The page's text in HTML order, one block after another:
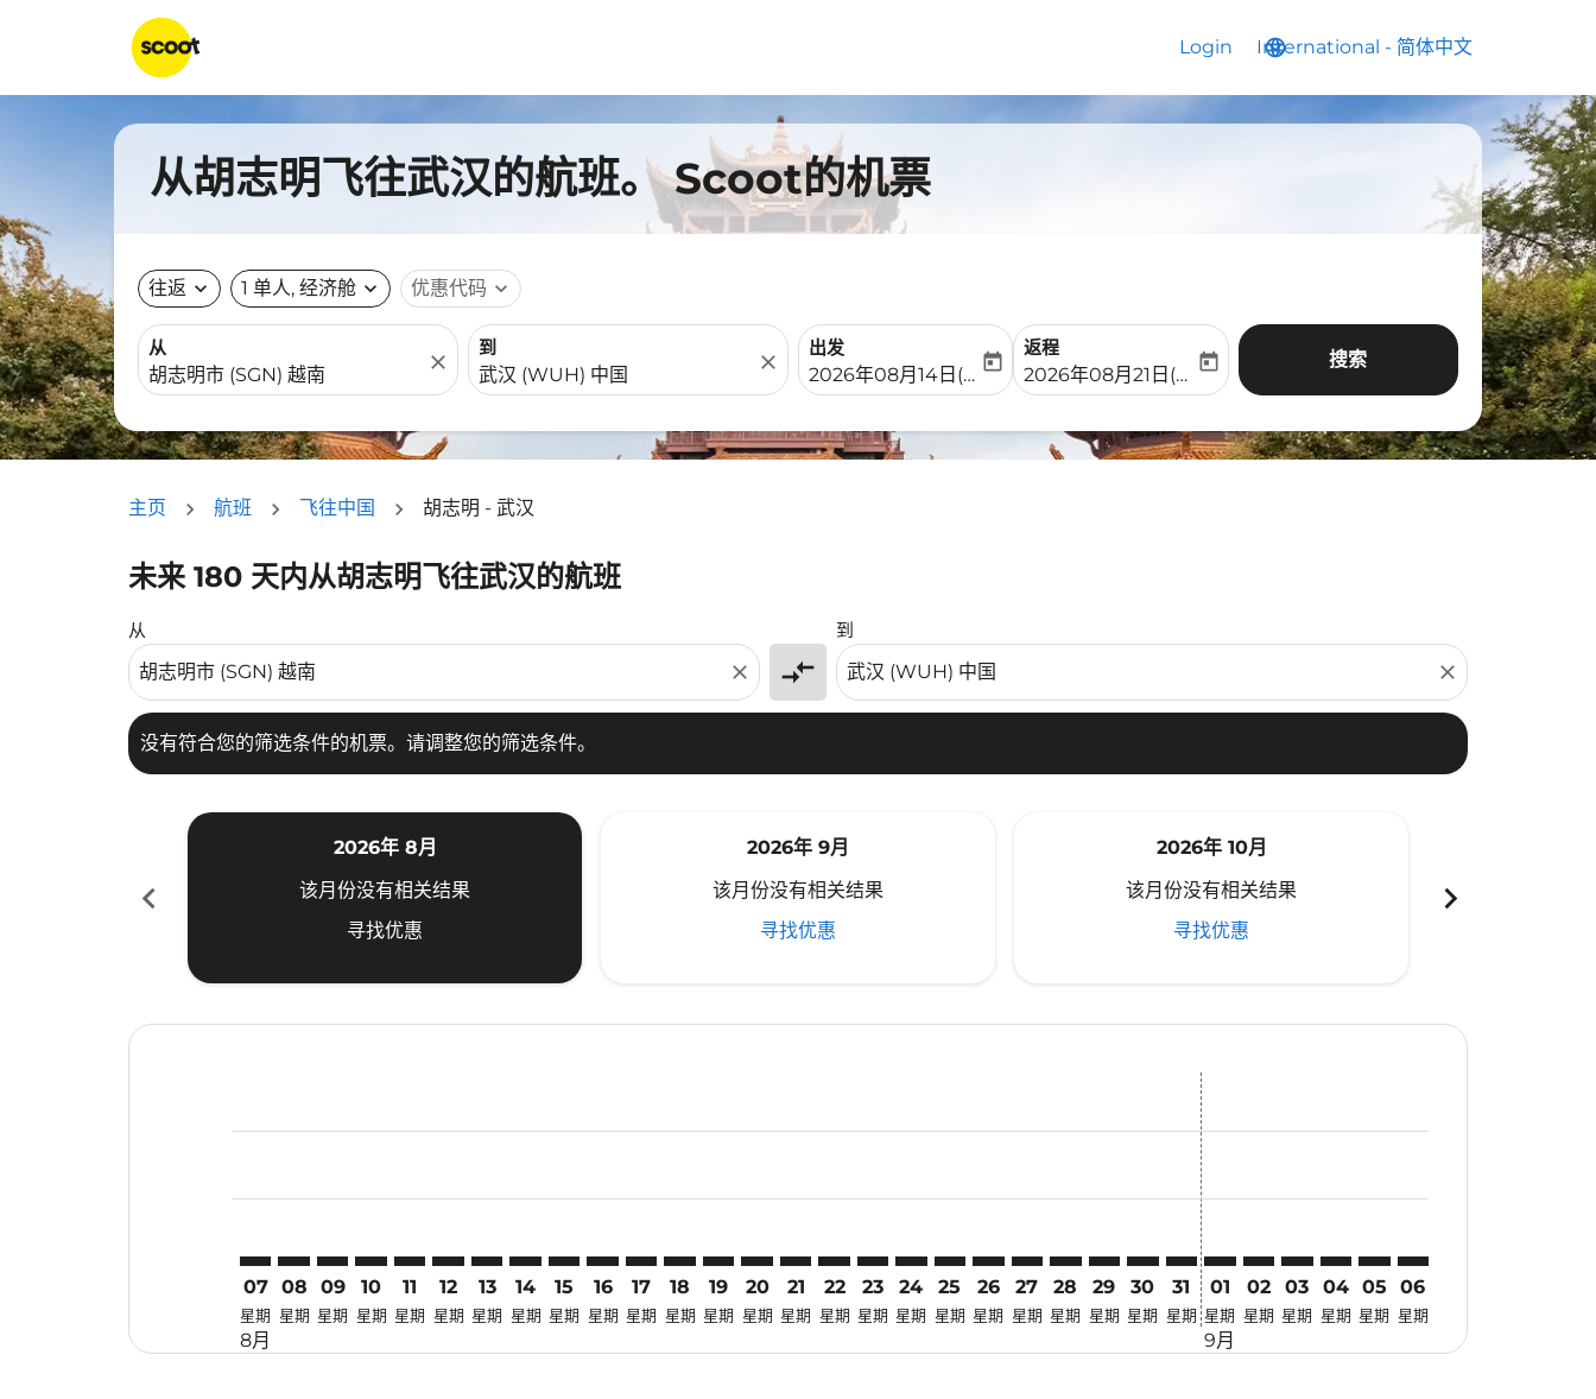
Login language
International - 简体中文
keyboard_arrow_down
从胡志明飞往武汉的航班。 Scoot的机票
往返 expand_more 1 单人, 经济舱 expand_more 优惠代码 expand_more
从
close
到
close
出发
fc-booking-departure-date-aria-label
2026年08月14日(周五)
today
返程
fc-booking-return-date-aria-label
2026年08月21日(周五)
today 搜索
主页 航班 飞往中国 胡志明 - 武汉
未来 180 天内从胡志明飞往武汉的航班
从
close compare_arrows
到
close
没有符合您的筛选条件的机票。请调整您的筛选条件。
没有符合您的筛选条件的机票。请调整您的筛选条件。
chevron_left
2026年 8月
该月份没有相关结果
寻找优惠
2026年 9月
该月份没有相关结果
寻找优惠
2026年 10月
该月份没有相关结果
寻找优惠
chevron_right
07
星期
8月
08
星期
09
星期
10
星期
11
星期
12
星期
13
星期
14
星期
15
星期
16
星期
17
星期
18
星期
19
星期
20
星期
SGN–WUH: cmp-view-offers-disclaimer. 寻找优惠
21
星期
SGN–WUH: cmp-view-offers-disclaimer. 寻找优惠
22
星期
SGN–WUH: cmp-view-offers-disclaimer. 寻找优惠
23
星期
SGN–WUH: cmp-view-offers-disclaimer. 寻找优惠
24
星期
SGN–WUH: cmp-view-offers-disclaimer. 寻找优惠
25
星期
SGN–WUH: cmp-view-offers-disclaimer. 寻找优惠
26
星期
SGN–WUH: cmp-view-offers-disclaimer. 寻找优惠
27
星期
SGN–WUH: cmp-view-offers-disclaimer. 寻找优惠
28
星期
SGN–WUH: cmp-view-offers-disclaimer. 寻找优惠
29
星期
SGN–WUH: cmp-view-offers-disclaimer. 寻找优惠
30
星期
SGN–WUH: cmp-view-offers-disclaimer. 寻找优惠
31
星期
01
星期
9月
02
星期
03
星期
04
星期
05
星期
06
星期